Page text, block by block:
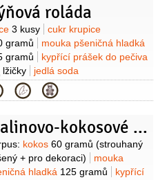
1/2lžičky sůl1/2lžičky
roláda
3 kusy
cukr krupice
gramů
mouka pšeničná hladká
gramů
kypřící prášek do pečiva
lžičky
jedlá soda
lžičky skořice
zázvor1/2lžičky
sůl
Malinovo-kokosové cupcakes
kokos 60 gramů (strouhaný
+ pro dekoraci)
mouka
hladká 125 gramů
kypřící